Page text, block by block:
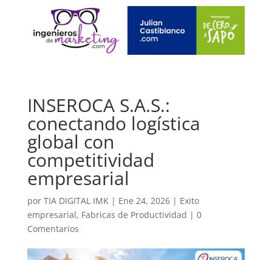
INSEROCA S.A.S.:
conectando logística
global con
competitividad
empresarial
por TIA DIGITAL IMK | Ene 24, 2026| Exito
empresarial, Fabricas de Productividad | 0
Comentarios